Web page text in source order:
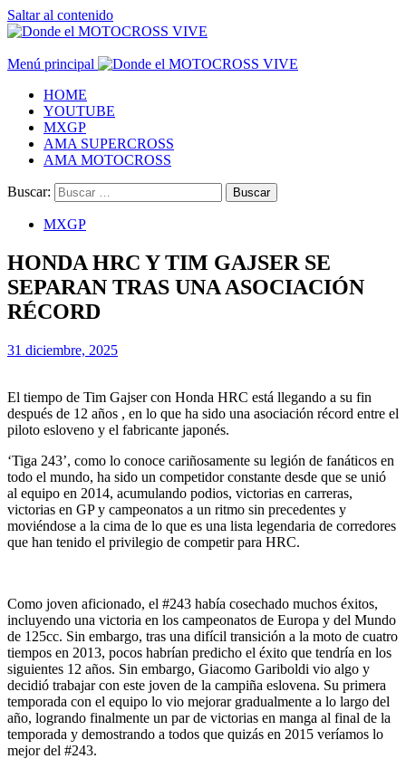
Saltar al contenido
Menú principal
HOME
YOUTUBE
MXGP
AMA SUPERCROSS
AMA MOTOCROSS
Buscar:
MXGP
HONDA HRC Y TIM GAJSER SE
SEPARAN TRAS UNA ASOCIACIÓN
RÉCORD
31 diciembre, 2025
El tiempo de Tim Gajser con Honda HRC está llegando a su fin
después de 12 años , en lo que ha sido una asociación récord entre el
piloto esloveno y el fabricante japonés.
‘Tiga 243’, como lo conoce cariñosamente su legión de fanáticos en
todo el mundo, ha sido un competidor constante desde que se unió
al equipo en 2014, acumulando podios, victorias en carreras,
victorias en GP y campeonatos a un ritmo sin precedentes y
moviéndose a la cima de lo que es una lista legendaria de corredores
que han tenido el privilegio de competir para HRC.
Como joven aficionado, el #243 había cosechado muchos éxitos,
incluyendo una victoria en los campeonatos de Europa y del Mundo
de 125cc. Sin embargo, tras una difícil transición a la moto de cuatro
tiempos en 2013, pocos habrían predicho el éxito que tendría en los
siguientes 12 años. Sin embargo, Giacomo Gariboldi vio algo y
decidió trabajar con este joven de la campiña eslovena. Su primera
temporada con el equipo lo vio mejorar gradualmente a lo largo del
año, logrando finalmente un par de victorias en manga al final de la
temporada y demostrando a todos que quizás en 2015 veríamos lo
mejor del #243.